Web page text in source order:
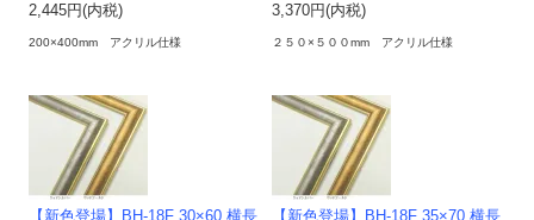
2,445円(内税)
200×400mm アクリル仕様
3,370円(内税)
２５０×５００mm アクリル仕様
【新色登場】BH-18F 30×60 横長
【新色登場】BH-18F 35×70 横長